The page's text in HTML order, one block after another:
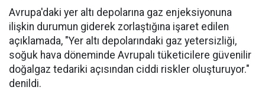
Avrupa'daki yer altı depolarına gaz enjeksiyonuna
ilişkin durumun giderek zorlaştığına işaret edilen
açıklamada, "Yer altı depolarındaki gaz yetersizliği,
soğuk hava döneminde Avrupalı tüketicilere güvenilir
doğalgaz tedariki açısından ciddi riskler oluşturuyor."
denildi.